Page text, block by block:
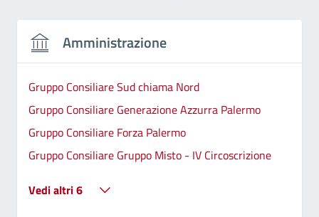
Amministrazione
Gruppo Consiliare Sud chiama Nord
Gruppo Consiliare Generazione Azzurra Palermo
Gruppo Consiliare Forza Palermo
Gruppo Consiliare Gruppo Misto - IV Circoscrizione
Vedi altri 6